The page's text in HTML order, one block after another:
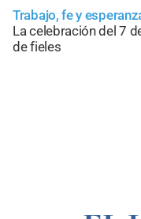
Trabajo, fe y
La celebración del 7
de fieles